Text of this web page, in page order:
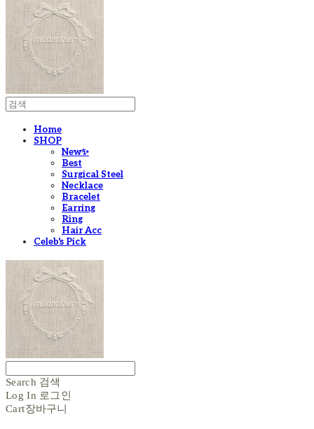
Home
SHOP
New✨
Best
Surgical Steel
Necklace
Bracelet
Earring
Ring
Hair Acc
Celeb's Pick
Search 검색
Log In 로그인
Cart장바구니